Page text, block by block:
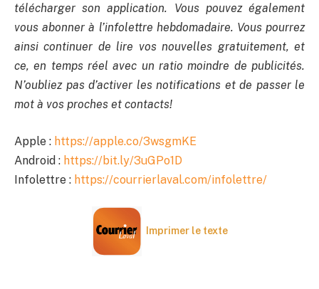
télécharger son application. Vous pouvez également
vous abonner à l’infolettre hebdomadaire. Vous pourrez
ainsi continuer de lire vos nouvelles gratuitement, et
ce, en temps réel avec un ratio moindre de publicités.
N’oubliez pas d’activer les notifications et de passer le
mot à vos proches et contacts!
Apple : https://apple.co/3wsgmKE
Android : https://bit.ly/3uGPo1D
Infolettre : https://courrierlaval.com/infolettre/
Imprimer le texte